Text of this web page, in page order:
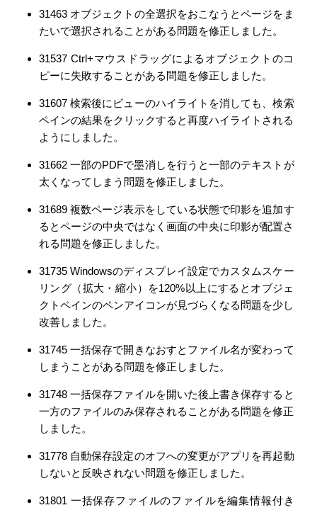
31463 オブジェクトの全選択をおこなうとページをま
たいで選択されることがある問題を修正しました。
31537 Ctrl+マウスドラッグによるオブジェクトのコ
ピーに失敗することがある問題を修正しました。
31607 検索後にビューのハイライトを消しても、検索
ペインの結果をクリックすると再度ハイライトされる
ようにしました。
31662 一部のPDFで墨消しを行うと一部のテキストが
太くなってしまう問題を修正しました。
31689 複数ページ表示をしている状態で印影を追加す
るとページの中央ではなく画面の中央に印影が配置さ
れる問題を修正しました。
31735 Windowsのディスプレイ設定でカスタムスケー
リング（拡大・縮小）を120%以上にするとオブジェ
クトペインのペンアイコンが見づらくなる問題を少し
改善しました。
31745 一括保存で開きなおすとファイル名が変わって
しまうことがある問題を修正しました。
31748 一括保存ファイルを開いた後上書き保存すると
一方のファイルのみ保存されることがある問題を修正
しました。
31778 自動保存設定のオフへの変更がアプリを再起動
しないと反映されない問題を修正しました。
31801 一括保存ファイルのファイルを編集情報付き